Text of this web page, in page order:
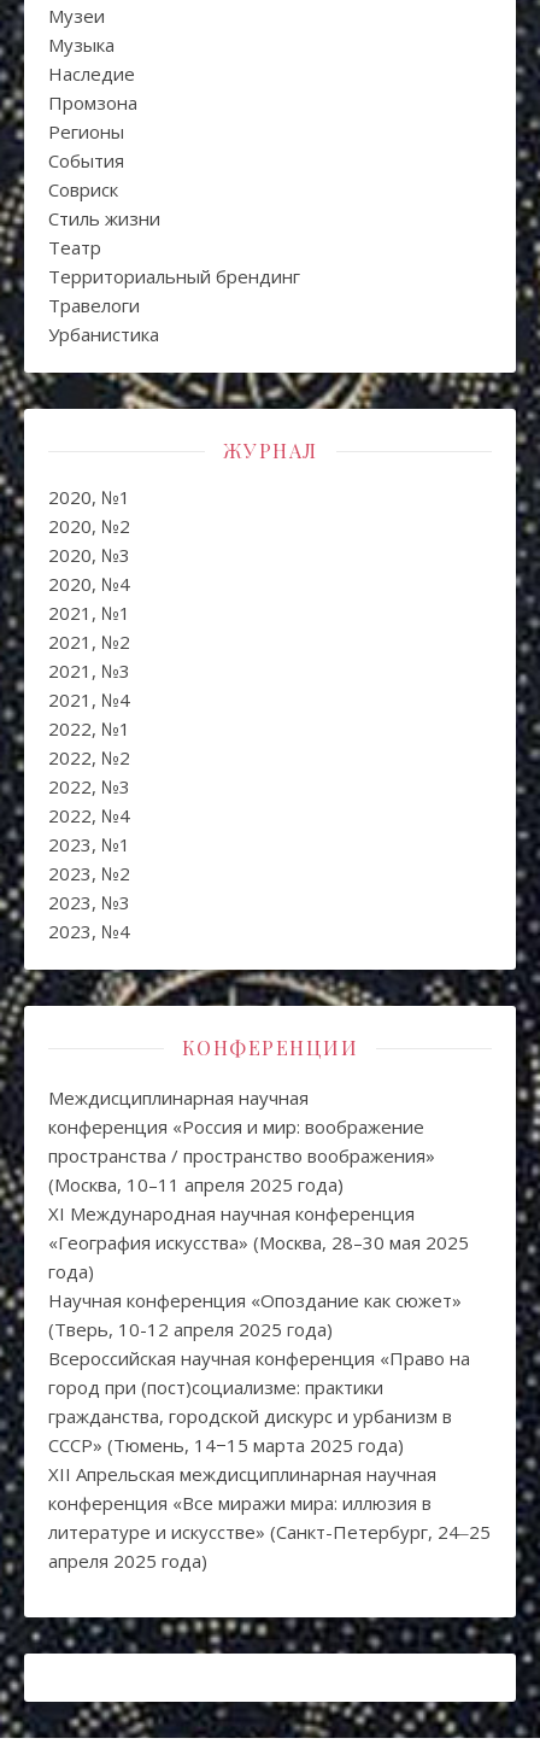
Музеи
Музыка
Наследие
Промзона
Регионы
События
Совриск
Стиль жизни
Театр
Территориальный брендинг
Травелоги
Урбанистика
ЖУРНАЛ
2020, №1
2020, №2
2020, №3
2020, №4
2021, №1
2021, №2
2021, №3
2021, №4
2022, №1
2022, №2
2022, №3
2022, №4
2023, №1
2023, №2
2023, №3
2023, №4
КОНФЕРЕНЦИИ
Междисциплинарная научная
конференция «Россия и мир: воображение
пространства / пространство воображения»
(Москва, 10–11 апреля 2025 года)
XI Международная научная конференция
«География искусства» (Москва, 28–30 мая 2025
года)
Научная конференция «Опоздание как сюжет»
(Тверь, 10-12 апреля 2025 года)
Всероссийская научная конференция «Право на
город при (пост)социализме: практики
гражданства, городской дискурс и урбанизм в
СССР» (Тюмень, 14−15 марта 2025 года)
XII Апрельская междисциплинарная научная
конференция «Все миражи мира: иллюзия в
литературе и искусстве» (Санкт-Петербург, 24‒25
апреля 2025 года)